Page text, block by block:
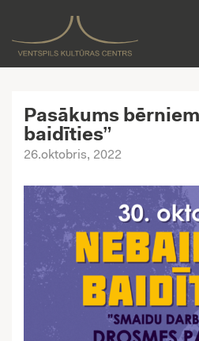
Pasākums
baidīties”
26.oktobris, 2022